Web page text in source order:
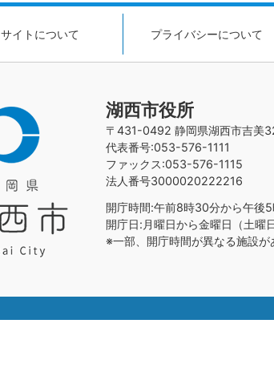
サイトについて プライバシーについて
湖西市役所
〒431-0492 静岡県湖西市吉美
代表番号:053-576-1111
ファックス:053-576-1115
法人番号3000020222216
開庁時間:午前8時30分から午後
開庁日:月曜日から金曜日（土曜
※一部、開庁時間が異なる施設が